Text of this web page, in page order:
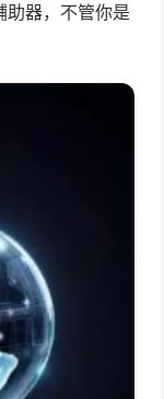
助器，不管你是